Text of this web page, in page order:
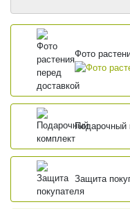
Фото
Подарочный
Защита